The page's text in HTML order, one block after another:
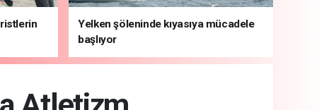
Yelken şöleninde kıyasıya mücadele
başlıyor